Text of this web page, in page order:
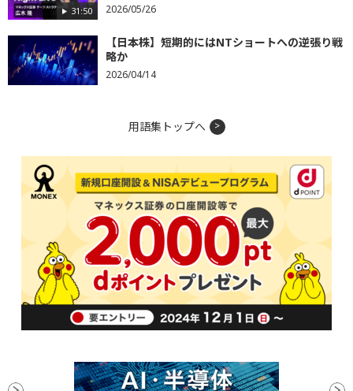
31:50 2026/05/26
【日本株】短期的にはNTショートへの逆張り戦
略か
2026/04/14
用語集トップへ